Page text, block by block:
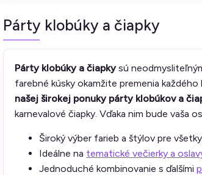
Párty klobúky a čiapky
Párty klobúky a čiapkysú
farebné kúsky okamžite premenia
našej širokej ponuky párty klobúkov a
karnevalové čiapky. Vďaka nim bude vaša
Široký výber farieb a štýlov pre
Ideálne na tematické večierky a
Jednoduché kombinovanie s ďalšími